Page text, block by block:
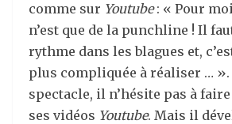
comme sur Youtube: « Pour
n’est que de la punchline ! Il
rythme dans les blagues et,
plus compliquée à réaliser … ».
spectacle, il n’hésite pas à
ses vidéos Youtube. Mais il